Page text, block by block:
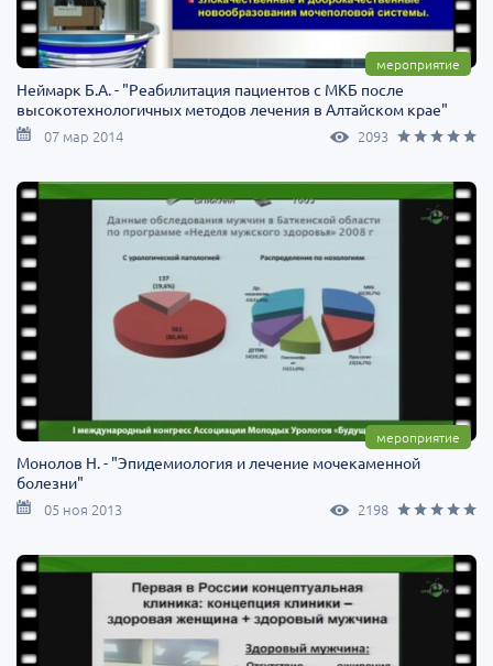
мероприятие
Неймарк Б.А. - "Реабилитация пациентов с МКБ после
высокотехнологичных методов лечения в Алтайском крае"
07 мар 2014 2093
мероприятие
Монолов Н. - "Эпидемиология и лечение мочекаменной
болезни"
05 ноя 2013 2198